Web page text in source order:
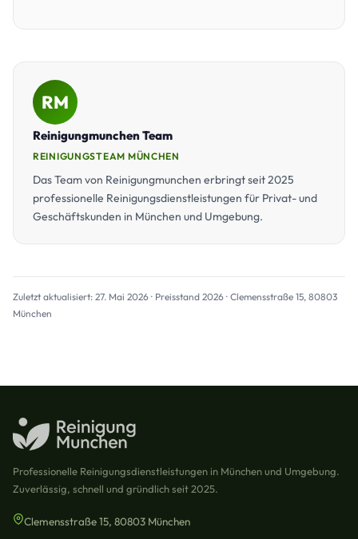
RM
Reinigungmunchen Team
REINIGUNGSTEAM MÜNCHEN
Das Team von Reinigungmunchen erbringt seit 2025
professionelle Reinigungsdienstleistungen für Privat- und
Geschäftskunden in München und Umgebung.
Zuletzt aktualisiert: 27. Mai 2026 · Preisstand 2026 · Clemensstraße 15, 80803
München
Professionelle Reinigungsdienstleistungen in München und Umgebung.
Zuverlässig, schnell und gründlich seit 2025.
Clemensstraße 15, 80803 München